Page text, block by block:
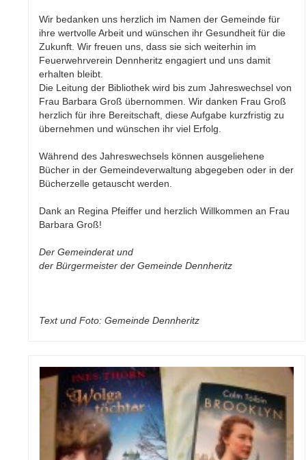
Wir bedanken uns herzlich im Namen der Gemeinde für
ihre wertvolle Arbeit und wünschen ihr Gesundheit für die
Zukunft. Wir freuen uns, dass sie sich weiterhin im
Feuerwehrverein Dennheritz engagiert und uns damit
erhalten bleibt.
Die Leitung der Bibliothek wird bis zum Jahreswechsel von
Frau Barbara Groß übernommen. Wir danken Frau Groß
herzlich für ihre Bereitschaft, diese Aufgabe kurzfristig zu
übernehmen und wünschen ihr viel Erfolg.
Während des Jahreswechsels können ausgeliehene
Bücher in der Gemeindeverwaltung abgegeben oder in der
Bücherzelle getauscht werden.
Dank an Regina Pfeiffer und herzlich Willkommen an Frau
Barbara Groß!
Der Gemeinderat und
der Bürgermeister der Gemeinde Dennheritz
Text und Foto: Gemeinde Dennheritz